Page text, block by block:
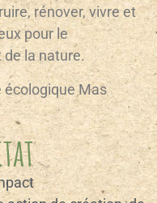
rénover, vivre et
pour le
la nature.
écologique Mas